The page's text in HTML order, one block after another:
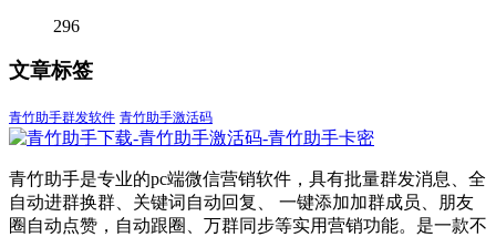
296
文章标签
青竹助手群发软件 青竹助手激活码
青竹助手是专业的pc端微信营销软件，具有批量群发消息、全
自动进群换群、关键词自动回复、 一键添加加群成员、朋友
圈自动点赞，自动跟圈、万群同步等实用营销功能。是一款不